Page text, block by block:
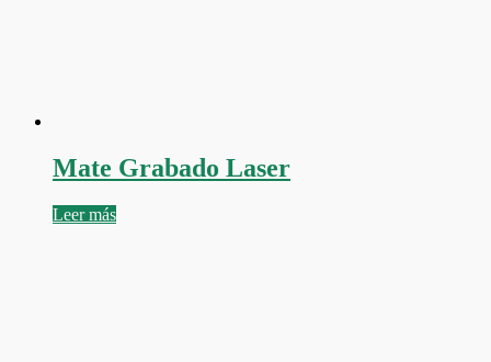
Mate Grabado Laser
Leer más